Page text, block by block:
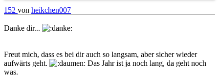
152 von heikchen007
Danke dir...
Freut mich, dass es bei dir auch so langsam, aber sicher wieder
aufwärts geht.
Das Jahr ist ja noch lang, da geht noch
was.